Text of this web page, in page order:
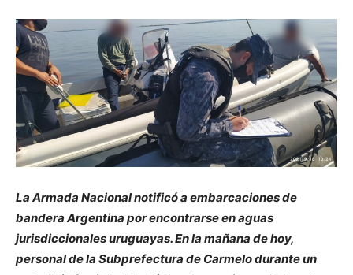
La Armada Nacional notificó a embarcaciones de
bandera Argentina por encontrarse en aguas
jurisdiccionales uruguayas. En la mañana de hoy,
personal de la Subprefectura de Carmelo durante un